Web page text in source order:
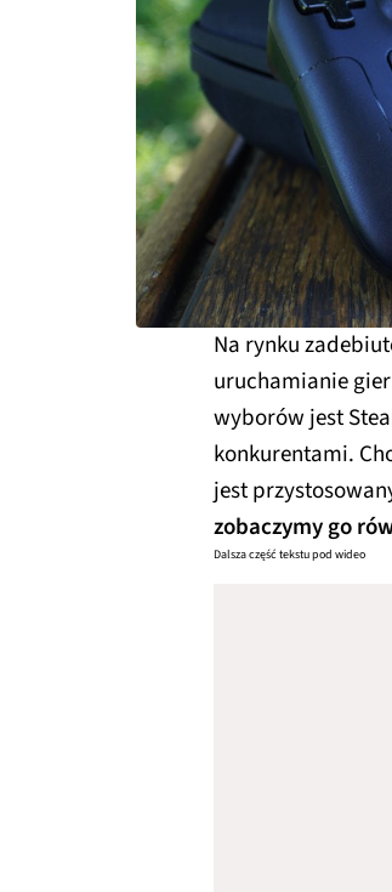
Na rynku
uruchamianie
wyborów jest
konkurentami.
jest
zobaczymy go
Dalsza część tekstu pod wideo